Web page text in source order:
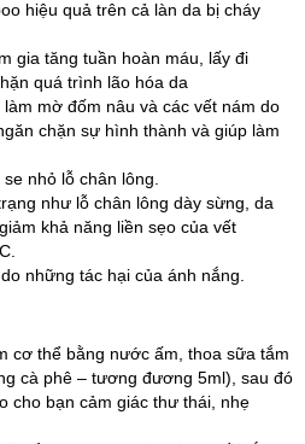
hiệu quả trên cả làn da bị cháy
gia tăng tuần hoàn máu, lấy đi
quá trình lão hóa da
mờ đốm nâu và các vết nám do
chặn sự hình thành và giúp làm
nhỏ lỗ chân lông.
như lỗ chân lông dày sừng, da
khả năng liền sẹo của vết
những tác hại của ánh nắng.
cơ thể bằng nước ấm, thoa sữa tắm
cà phê – tương đương 5ml), sau đó
cho bạn cảm giác thư thái, nhẹ